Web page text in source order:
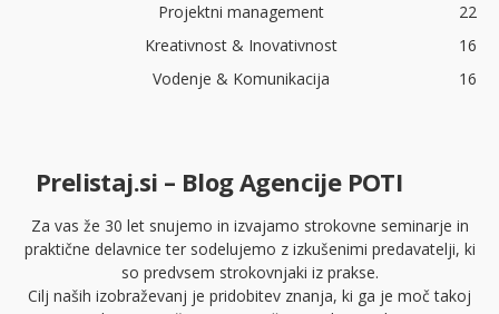
Projektni management
22
Kreativnost & Inovativnost
16
Vodenje & Komunikacija
16
Prelistaj.si – Blog Agencije POTI
Za vas že 30 let snujemo in izvajamo strokovne seminarje in
praktične delavnice ter sodelujemo z izkušenimi predavatelji, ki
so predvsem strokovnjaki iz prakse.
Cilj naših izobraževanj je pridobitev znanja, ki ga je moč takoj